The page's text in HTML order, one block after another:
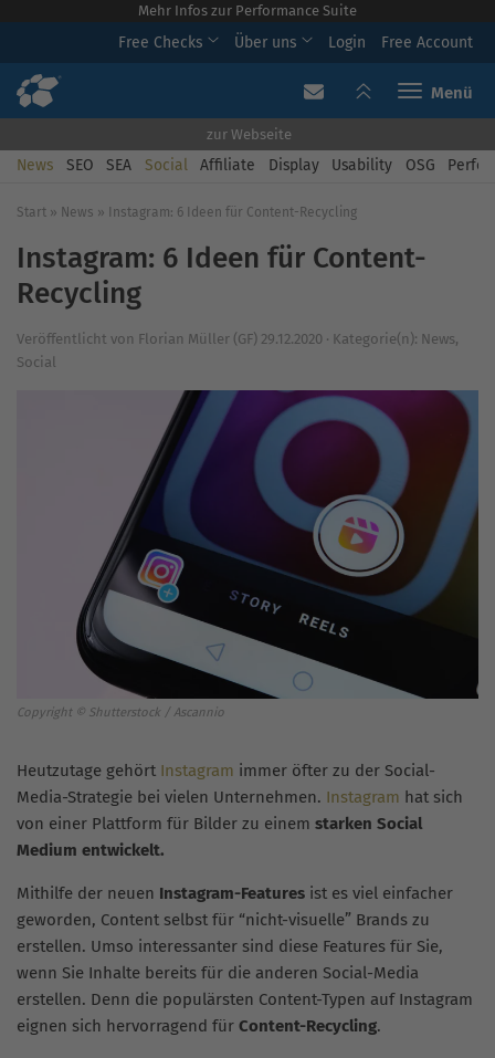
Mehr Infos zur Performance Suite
Free Checks Über uns Login Free Account
Toggle
zur Webseite
News SEO SEA Social Affiliate Display Usability OSG
Start » News » Instagram: 6 Ideen für Content-Recycling
Instagram: 6 Ideen für Content-
Recycling
Veröffentlicht von Florian Müller (GF) 29.12.2020 · Kategorie(n): News,
Social
Copyright © Shutterstock / Ascannio
Heutzutage gehört Instagram immer öfter zu der Social-
Media-Strategie bei vielen Unternehmen. Instagram hat sich
von einer Plattform für Bilder zu einem starken Social
Medium entwickelt.
Mithilfe der neuen Instagram-Features ist es viel einfacher
geworden, Content selbst für “nicht-visuelle” Brands zu
erstellen. Umso interessanter sind diese Features für Sie,
wenn Sie Inhalte bereits für die anderen Social-Media
erstellen. Denn die populärsten Content-Typen auf Instagram
eignen sich hervorragend für Content-Recycling.